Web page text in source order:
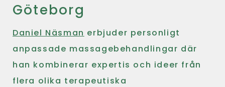
Göteborg
Daniel Näsman erbjuder personligt
anpassade massagebehandlingar där
han kombinerar expertis och ideer från
flera olika terapeutiska